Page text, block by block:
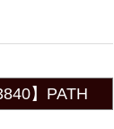
】PATH